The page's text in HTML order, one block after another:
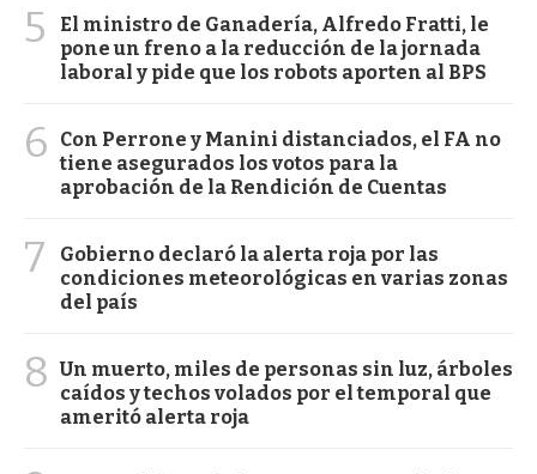
5
El ministro de Ganadería, Alfredo Fratti, le
pone un freno a la reducción de la jornada
laboral y pide que los robots aporten al BPS
6
Con Perrone y Manini distanciados, el FA no
tiene asegurados los votos para la
aprobación de la Rendición de Cuentas
7
Gobierno declaró la alerta roja por las
condiciones meteorológicas en varias zonas
del país
8 Un muerto, miles de personas sin luz, árboles
caídos y techos volados por el temporal que
ameritó alerta roja